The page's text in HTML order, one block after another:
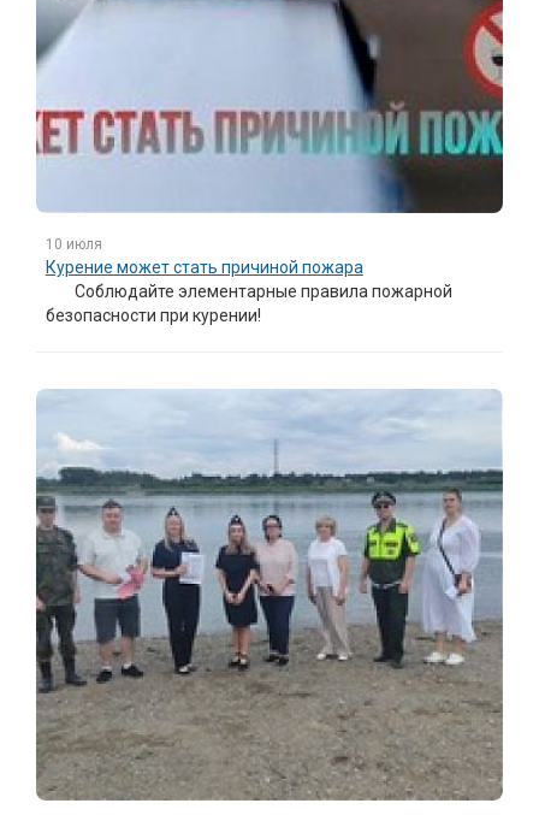
10 июля
Курение может стать причиной пожара
Соблюдайте элементарные правила пожарной
безопасности при курении!